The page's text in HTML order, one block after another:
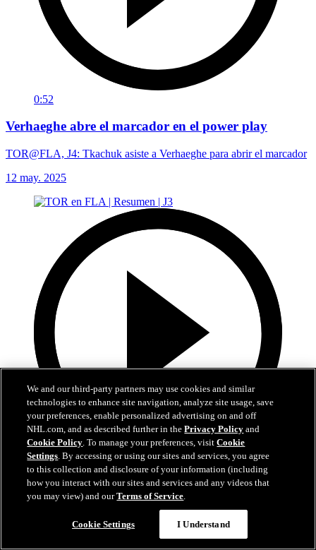
0:52
Verhaeghe abre el marcador en el power play
TOR@FLA, J4: Tkachuk asiste a Verhaeghe para abrir el marcador
12 may. 2025
5:12
TOR en FLA | Resumen | J3
Maple Leafs en Panthers | Resumen| Ronda 2, Juego 3
We and our third-party partners may use cookies and similar
technologies to enhance site navigation, analyze site usage, save
your preferences, enable personalized advertising on and off
NHL.com, and as described further in thePrivacy Policy and
Cookie Policy. To manage your preferences, visitCookie
Settings. By accessing or using our sites and services, you agree
to this collection and disclosure of your information (including
how you interact with our sites and services and any videos that
you may view) and ourTerms of Service.
Cookie Settings I Understand